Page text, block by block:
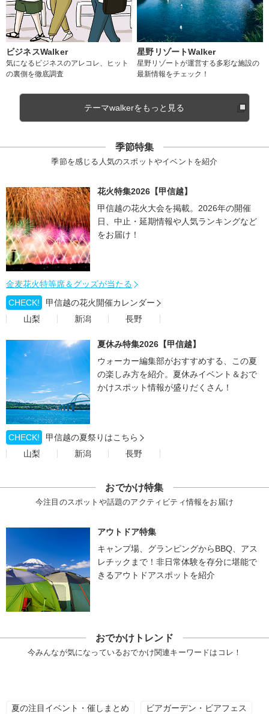
ビジネスWalker
気になるビジネスのアレコレ、ヒット
の裏側を徹底調査
星野リゾートWalker
星野リゾートが運営する多彩な施設の
最新情報をチェック！
テーマwalkerをもっと見る
季節特集
季節を感じる人気のスポットやイベントを紹介
花火特集2026【甲信越】
甲信越の花火大会を掲載。2026年の開催
日、中止・延期情報や人気ランキングなど
をお届け！
金麦花火特等席＆グッズが当たる
CHECK!
甲信越の花火開催カレンダー
山梨
新潟 長野
夏休み特集2026【甲信越】
ウォーカー編集部がおすすめする、この夏
の楽しみ方を紹介。夏休みイベント＆おで
かけスポット情報が盛りだくさん！
CHECK!
甲信越の夏祭りはこちら
山梨
新潟 長野
おでかけ特集
今注目のスポットや話題のアクティビティ情報をお届け
アウトドア特集
キャンプ場、グランピングからBBQ、アス
レチックまで！非日常体験を存分に堪能で
きるアウトドアスポットを紹介
おでかけトレンド
今みんなが気になっているおでかけ関連キーワードはコレ！
夏の注目イベント・催しまとめ ビアガーデン・ビアフェス